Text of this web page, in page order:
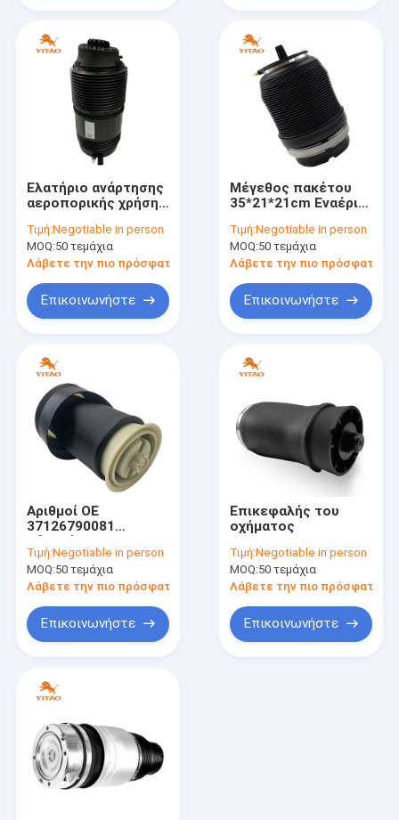
Πηγή αέρα φορτηγού
Άνοιξη αναστολής αέρα
Άνοιξη γύρου αέρα
Βιομηχανική άνοιξη αέρα
Δοκός στέγης αναστολής αέρα
Συμπιεστής αναστολής αέρα
Φραγμός βαλβίδων σωληνοειδών αναστολής αέρα
Άνοιξη αέρα ρυμουλκών
Άνοιξη αέρα λεωφορείων
Άνοιξη αέρα καμπινών
Άνοιξη αέρα καθισμάτων
Κιτ τροποποίησης αυτοκινήτου
Ελατήριο ανάρτησης
αεροπορικής χρήσης
40*19*19cm
Τιμή:Negotiable in person
MOQ:50 τεμάχια
Λάβετε την πιο πρόσφατη τιμή
Επικοινωνήστε
Μέγεθος πακέτου
35*21*21cm Εναέρια
για άμεση
αντικατάσταση
Τιμή:Negotiable in person
MOQ:50 τεμάχια
Λάβετε την πιο πρόσφατη
Επικοινωνήστε
Αριθμοί ΟΕ
37126790081
ανάρτηση άνοιγμα
1.202 Για εμπορικά
φορτηγά
Τιμή:Negotiable in person
MOQ:50 τεμάχια
Λάβετε την πιο πρόσφατη τιμή
Επικοινωνήστε
Επικεφαλής του
οχήματος
Τιμή:Negotiable in person
MOQ:50 τεμάχια
Λάβετε την πιο πρόσφατη
Επικοινωνήστε